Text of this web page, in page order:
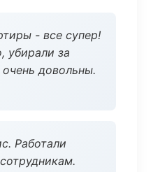
- все супер!
убирали за
довольны.
Работали